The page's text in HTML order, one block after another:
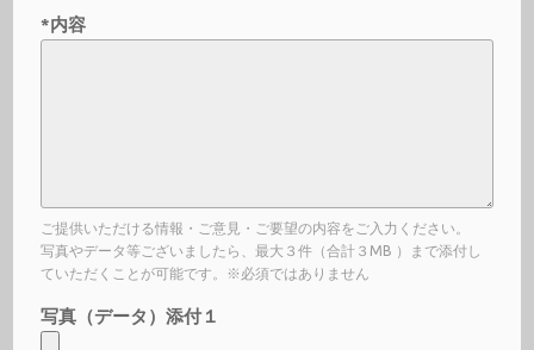
*内容
ご提供いただける情報・ご意見・ご要望の内容をご入力ください。
写真やデータ等ございましたら、最大３件（合計３MB ）まで添付し
ていただくことが可能です。※必須ではありません
写真（データ）添付１